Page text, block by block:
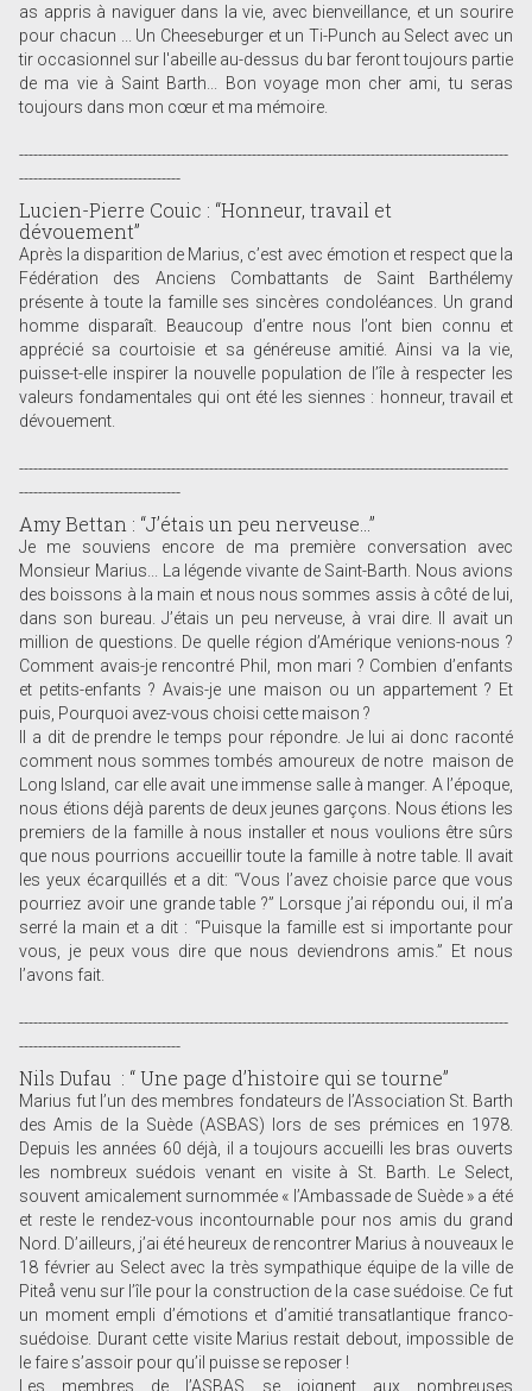
as appris à naviguer dans la vie, avec bienveillance, et un sourire
pour chacun ... Un Cheeseburger et un Ti-Punch au Select avec un
tir occasionnel sur l'abeille au-dessus du bar feront toujours partie
de ma vie à Saint Barth... Bon voyage mon cher ami, tu seras
toujours dans mon cœur et ma mémoire.
-------------------------------------------------------------------------------------------------------
----------------------------------
Lucien-Pierre Couic : “Honneur, travail et
dévouement”
Après la disparition de Marius, c’est avec émotion et respect que la
Fédération des Anciens Combattants de Saint Barthélemy
présente à toute la famille ses sincères condoléances. Un grand
homme disparaît. Beaucoup d’entre nous l’ont bien connu et
apprécié sa courtoisie et sa généreuse amitié. Ainsi va la vie,
puisse-t-elle inspirer la nouvelle population de l’île à respecter les
valeurs fondamentales qui ont été les siennes : honneur, travail et
dévouement.
-------------------------------------------------------------------------------------------------------
----------------------------------
Amy Bettan : “J’étais un peu nerveuse...”
Je me souviens encore de ma première conversation avec
Monsieur Marius... La légende vivante de Saint-Barth. Nous avions
des boissons à la main et nous nous sommes assis à côté de lui,
dans son bureau. J’étais un peu nerveuse, à vrai dire. Il avait un
million de questions. De quelle région d’Amérique venions-nous ?
Comment avais-je rencontré Phil, mon mari ? Combien d’enfants
et petits-enfants ? Avais-je une maison ou un appartement ? Et
puis, Pourquoi avez-vous choisi cette maison ?
Il a dit de prendre le temps pour répondre. Je lui ai donc raconté
comment nous sommes tombés amoureux de notre maison de
Long Island, car elle avait une immense salle à manger. A l’époque,
nous étions déjà parents de deux jeunes garçons. Nous étions les
premiers de la famille à nous installer et nous voulions être sûrs
que nous pourrions accueillir toute la famille à notre table. Il avait
les yeux écarquillés et a dit: “Vous l’avez choisie parce que vous
pourriez avoir une grande table ?” Lorsque j’ai répondu oui, il m’a
serré la main et a dit : “Puisque la famille est si importante pour
vous, je peux vous dire que nous deviendrons amis.” Et nous
l’avons fait.
-------------------------------------------------------------------------------------------------------
----------------------------------
Nils Dufau : “ Une page d’histoire qui se tourne”
Marius fut l’un des membres fondateurs de l’Association St. Barth
des Amis de la Suède (ASBAS) lors de ses prémices en 1978.
Depuis les années 60 déjà, il a toujours accueilli les bras ouverts
les nombreux suédois venant en visite à St. Barth. Le Select,
souvent amicalement surnommée « l’Ambassade de Suède » a été
et reste le rendez-vous incontournable pour nos amis du grand
Nord. D’ailleurs, j’ai été heureux de rencontrer Marius à nouveaux le
18 février au Select avec la très sympathique équipe de la ville de
Piteå venu sur l’île pour la construction de la case suédoise. Ce fut
un moment empli d’émotions et d’amitié transatlantique franco-
suédoise. Durant cette visite Marius restait debout, impossible de
le faire s’assoir pour qu’il puisse se reposer !
Les membres de l’ASBAS se joignent aux nombreuses